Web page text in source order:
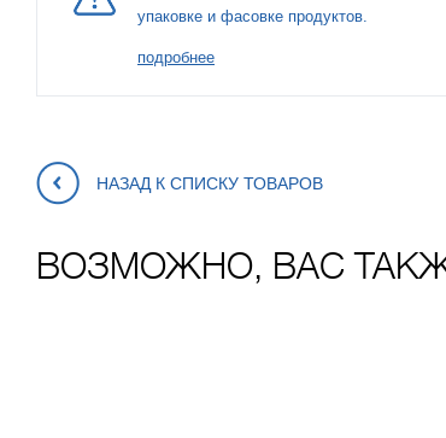
упаковке и фасовке продуктов.
подробнее
НАЗАД К СПИСКУ ТОВАРОВ
ВОЗМОЖНО, ВАС